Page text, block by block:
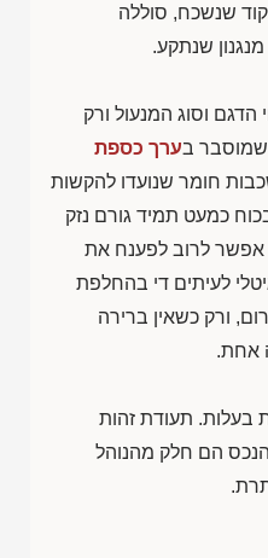
שנשכח, סוללה
שנתקע.
וסוג המנעול ורק
בערך כספת
חומר שנועדו להקשות
כמעט תמיד גורם נזק
אפשר לרוב לפענח את
לעיתים די בהחלפת
ורק כשאין ברירה
אחת.
תעודת זהות
הם חלק מהנוהל